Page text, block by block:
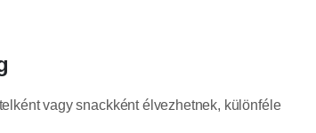
vagy snackként élvezhetnek, különféle